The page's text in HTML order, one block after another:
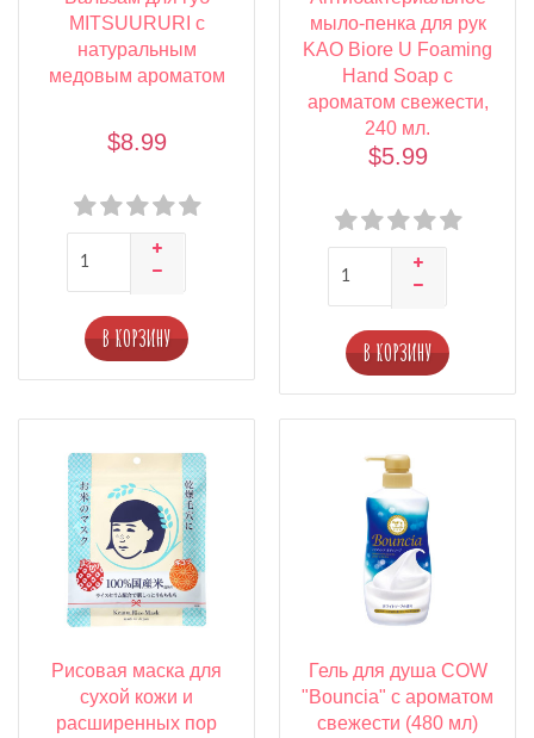
MITSUURURI с
натуральным
медовым ароматом
$8.99
В КОРЗИНУ
мыло-пенка для рук
KAO Biore U Foaming
Hand Soap с
ароматом свежести,
240 мл.
$5.99
В КОРЗИНУ
Рисовая маска для
сухой кожи и
расширенных пор
Гель для душа COW
"Bouncia" с ароматом
свежести (480 мл)